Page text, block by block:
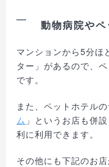
動物病院や
マンションから5分ほ
ター」があるので、
です。
また、ペットホテル
ム 」というお店も併
利に利用できます。
その他にも下記のお